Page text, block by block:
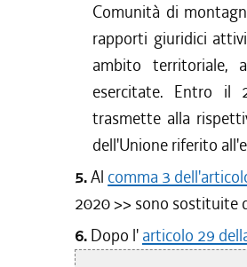
Comunità di
rapporti giuridici
ambito territoriale,
esercitate. Entro il
trasmette alla
dell'Unione riferito
5.Al comma 3
2020>> sono sostituite
6. Dopo l' articolo 29